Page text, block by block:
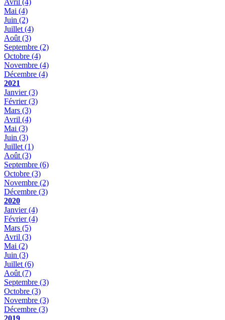
Mai (4)
Juin (2)
Juillet (4)
Août (3)
Septembre (2)
Octobre (4)
Novembre (4)
Décembre (4)
2021
Janvier(3)
Février(3)
Mars (3)
Avril (4)
Mai (3)
Juin (3)
Juillet (1)
Août (3)
Septembre (6)
Octobre (3)
Novembre (2)
Décembre (3)
2020
Janvier(4)
Février(4)
Mars (5)
Avril (3)
Mai (2)
Juin (3)
Juillet (6)
Août (7)
Septembre (3)
Octobre (3)
Novembre (3)
Décembre (3)
2019